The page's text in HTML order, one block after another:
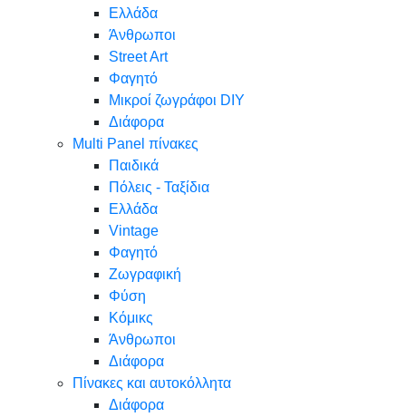
Ελλάδα
Άνθρωποι
Street Art
Φαγητό
Μικροί ζωγράφοι DIY
Διάφορα
Multi Panel πίνακες
Παιδικά
Πόλεις - Ταξίδια
Ελλάδα
Vintage
Φαγητό
Ζωγραφική
Φύση
Κόμικς
Άνθρωποι
Διάφορα
Πίνακες και αυτοκόλλητα
Διάφορα